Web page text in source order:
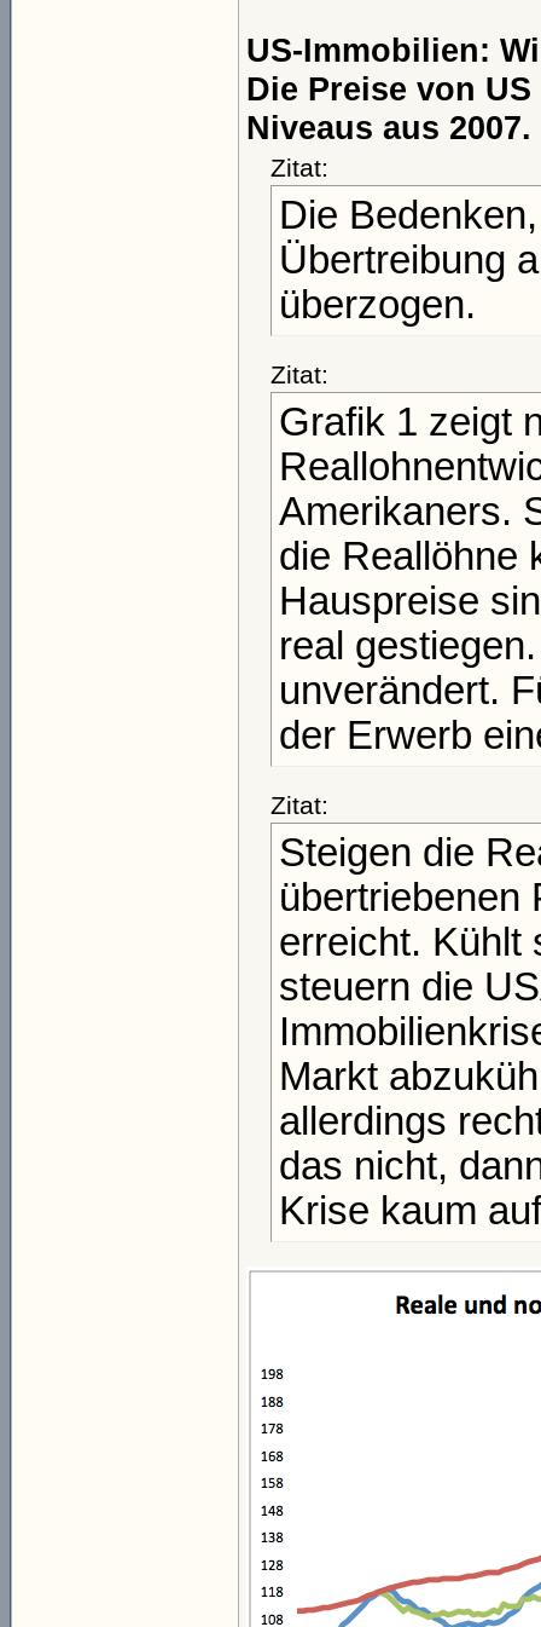
US-Immobilien:
Die Preise von
Niveaus aus 2007.
Zitat:
Die
Übertreibung
überzogen.
Zitat:
Grafik 1 zeigt
Amerikaners.
die Reallöhne
Hauspreise
real
unverändert.
der Erwerb
Zitat:
Steigen die
erreicht. Kühlt
steuern die
Markt
allerdings
das nicht,
Krise kaum